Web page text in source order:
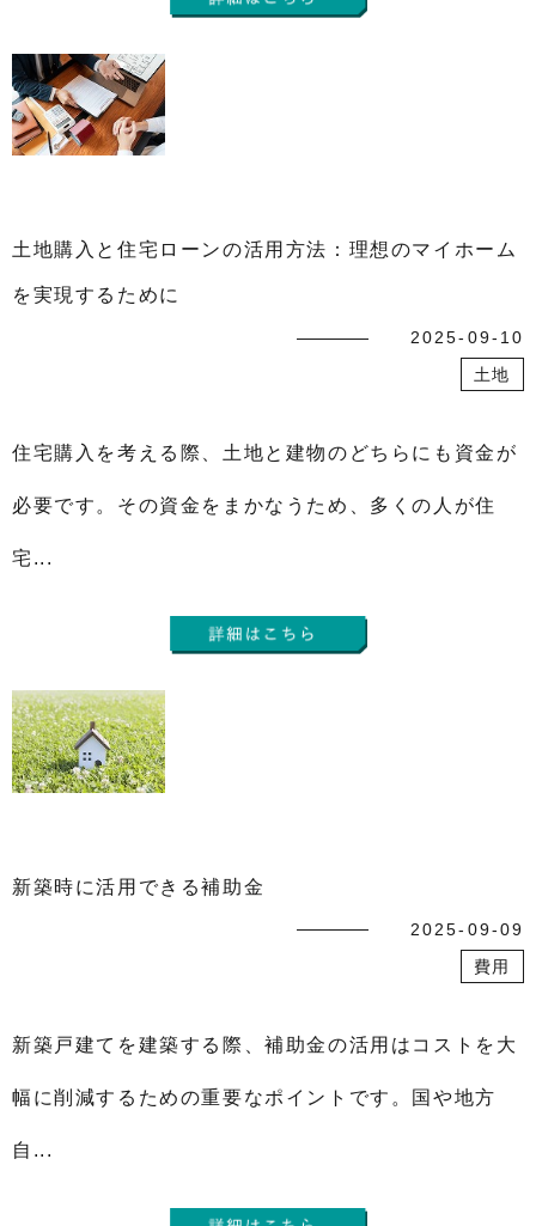
土地購入と住宅ローンの活用方法：理想のマイホーム
を実現するために
2025-09-10
土地
住宅購入を考える際、土地と建物のどちらにも資金が
必要です。その資金をまかなうため、多くの人が住
宅...
新築時に活用できる補助金
2025-09-09
費用
新築戸建てを建築する際、補助金の活用はコストを大
幅に削減するための重要なポイントです。国や地方
自...